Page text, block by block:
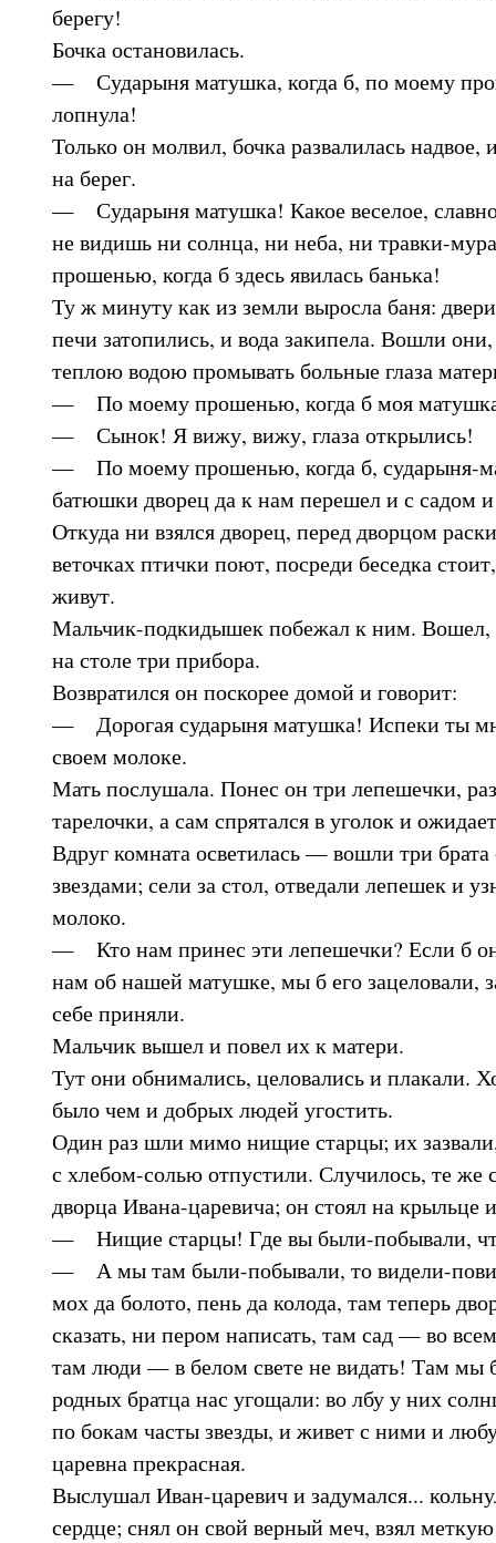
берегу!
Бочка остановилась.
— Сударыня матушка, когда б, по моему
лопнула!
Только он молвил, бочка развалилась
на берег.
— Сударыня матушка! Какое веселое,
не видишь ни солнца, ни неба, ни травки-
прошенью, когда б здесь явилась банька!
Ту ж минуту как из земли выросла баня:
печи затопились, и вода закипела. Вошли
теплою водою промывать больные глаза
— По моему прошенью, когда б моя матушка
— Сынок! Я вижу, вижу, глаза открылись!
— По моему прошенью, когда б, сударыня-
батюшки дворец да к нам перешел и с садом
Откуда ни взялся дворец, перед дворцом
веточках птички поют, посреди беседка
живут.
Мальчик-подкидышек побежал к ним.
на столе три прибора.
Возвратился он поскорее домой и говорит:
— Дорогая сударыня матушка! Испеки ты
своем молоке.
Мать послушала. Понес он три лепешечки,
тарелочки, а сам спрятался в уголок и
Вдруг комната осветилась — вошли три
звездами; сели за стол, отведали лепешек и
молоко.
— Кто нам принес эти лепешечки? Если б он
нам об нашей матушке, мы б его зацеловали,
себе приняли.
Мальчик вышел и повел их к матери.
Тут они обнимались, целовались и плакали.
было чем и добрых людей угостить.
Один раз шли мимо нищие старцы; их
с хлебом-солью отпустили. Случилось, те
дворца Ивана-царевича; он стоял на крыльце
— Нищие старцы! Где вы были-побывали,
— А мы там были-побывали, то видели-
мох да болото, пень да колода, там теперь
сказать, ни пером написать, там сад — во
там люди — в белом свете не видать! Там мы
родных братца нас угощали: во лбу у них
по бокам часты звезды, и живет с ними и
царевна прекрасная.
Выслушал Иван-царевич и задумался...
сердце; снял он свой верный меч, взял меткую